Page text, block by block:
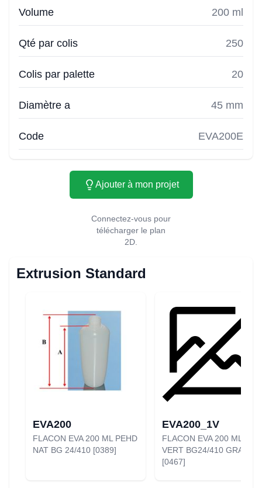
Volume 200 ml
Qté par colis 250
Colis par palette 20
Diamètre a 45 mm
Code EVA200E
Ajouter à mon projet
Connectez-vous pour
télécharger le plan
2D.
Extrusion Standard
EVA200
FLACON EVA 200 ML PEHD
NAT BG 24/410 [0389]
EVA200_1V
FLACON EVA 200 ML
VERT BG24/410 GRAMSS
[0467]